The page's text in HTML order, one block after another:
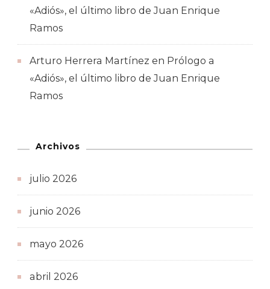
«Adiós», el último libro de Juan Enrique
Ramos
Arturo Herrera Martínez en Prólogo a
«Adiós», el último libro de Juan Enrique
Ramos
Archivos
julio 2026
junio 2026
mayo 2026
abril 2026